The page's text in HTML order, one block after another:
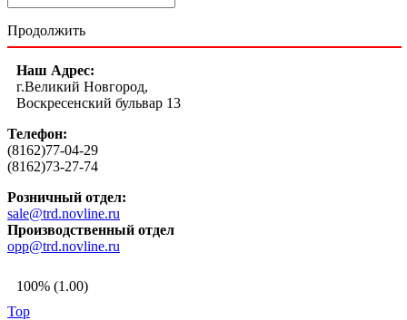
Продолжить
Наш Адрес:
г.Великий Новгород,
Воскресенский бульвар 13
Телефон:
(8162)77-04-29
(8162)73-27-74
Розничный отдел:
sale@trd.novline.ru
Производственный отдел
opp@trd.novline.ru
100% (1.00)
Top